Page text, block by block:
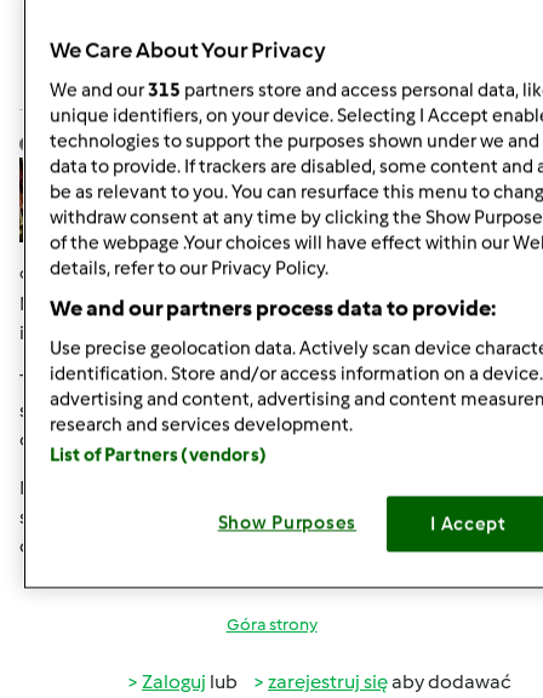
Zalogujlub zarejestruj się
komentarze
anka25 Dołączył : 07.05.2011
czw., 08/22/2013 - 13:13
Moja bratowa też robi takie cudeńka i sprzedaje w
internecie.
Tu macie link:http://www.mirelka.pl/sklep/kufry-
szkatulki-c-27.html?
osCsid=f84994caada4b05cb7e8c02650ea78b9
Może i Ty Magi zaczniesz działać na większą skalę i
sprzedawać... myślę, że miałabyś dużo chętnych na te
cuda ;o)
Góra strony
Zaloguj lub zarejestruj sięaby dodawać
We Care About Your Privacy
We and our315 partners store and access personal data,
unique identifiers, on your device. Selecting I Accept
technologies to support the purposes shown under we
data to provide. If trackers are disabled, some content and
be as relevant to you. You can resurface this menu to
withdraw consent at any time by clicking the Show
of the webpage .Your choices will have effect within our
details, refer to our Privacy Policy.
We and our partners process data to provide:
Use precise geolocation data. Actively scan device
identification. Store and/or access information on a
advertising and content, advertising and content
research and services development.
List of Partners (vendors)
Show Purposes I Accept